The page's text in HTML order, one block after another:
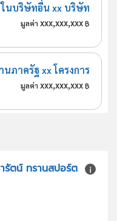
นบริษัทอื่น xx บริษัท
มูลค่า xxx,xxx,xxx ฿
นภาครัฐ xx โครงการ
มูลค่า xxx,xxx,xxx ฿
รัตน์ ทรานสปอร์ต